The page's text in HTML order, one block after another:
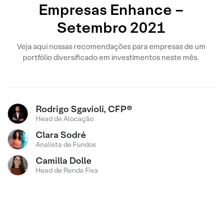
Empresas Enhance –
Setembro 2021
Veja aqui nossas recomendações para empresas de um
portfólio diversificado em investimentos neste mês.
Rodrigo Sgavioli, CFP®
Head de Alocação
Clara Sodré
Analista de Fundos
Camilla Dolle
Head de Renda Fixa